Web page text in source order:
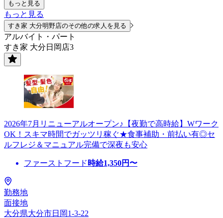
もっと見る
もっと見る
すき家 大分明野店のその他の求人を見る
アルバイト・パート
すき家 大分日岡店3
2026年7月リニューアルオープン♪【夜勤で高時給】Wワーク
OK！スキマ時間でガッツリ稼ぐ★食事補助・前払い有◎セ
ルフレジ＆マニュアル完備で深夜も安心
ファーストフード 時給1,350円〜
勤務地
面接地
大分県大分市日岡1-3-22